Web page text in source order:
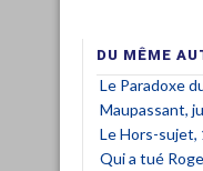
DU MÊME
Le Paradoxe
Maupassant,
Le Hors-sujet,
Qui a tué